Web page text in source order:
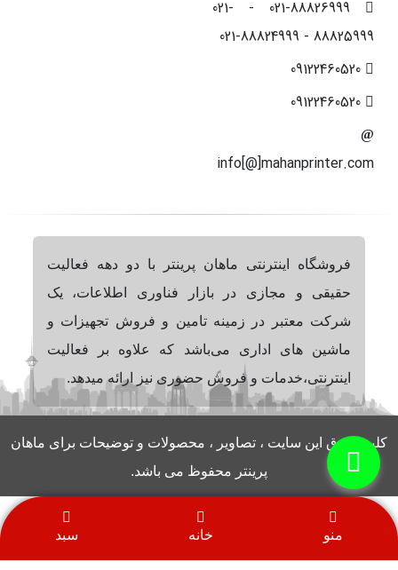
021-88826999 - 021-
88825999 - 021-88824999
info[@]mahanprinter.com
فروشگاه اینترنتی ماهان پرینتر با دو دهه فعالیت
حقیقی و مجازی در بازار فناوری اطلاعات، یک
شرکت معتبر در زمینه تامین و فروش تجهیزات و
ماشین های اداری می‌باشد که علاوه بر فعالیت
اینترنتی،خدمات و فروش حضوری نیز ارائه میدهد.
کلیه حقوق این سایت ، تصاویر ، محصولات و توضیحات برای ماهان
پرینتر محفوظ می باشد.
منو خانه سبد